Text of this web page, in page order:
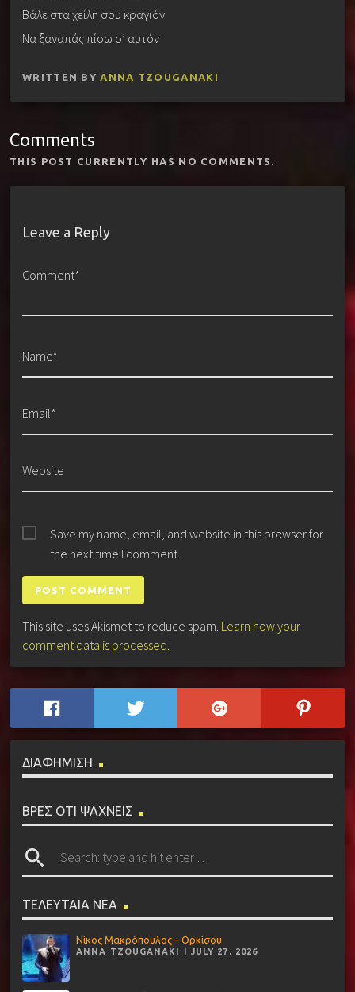
Βάλε στα χείλη σου κραγιόν
Να ξαναπάς πίσω σ’ αυτόν
WRITTEN BY ANNA TZOUGANAKI
Comments
THIS POST CURRENTLY HAS NO COMMENTS.
Leave a Reply
Comment*
Name*
Email*
Website
Save my name, email, and website in this browser for
the next time I comment.
This site uses Akismet to reduce spam. Learn how your
comment data is processed.
ΔΙΑΦΗΜΙΣΗ
ΒΡΕΣ ΟΤΙ ΨΑΧΝΕΙΣ
search
ΤΕΛΕΥΤΑΙΑ ΝΕΑ
Νίκος Μακρόπουλος – Ορκίσου
ANNA TZOUGANAKI | JULY 27, 2026